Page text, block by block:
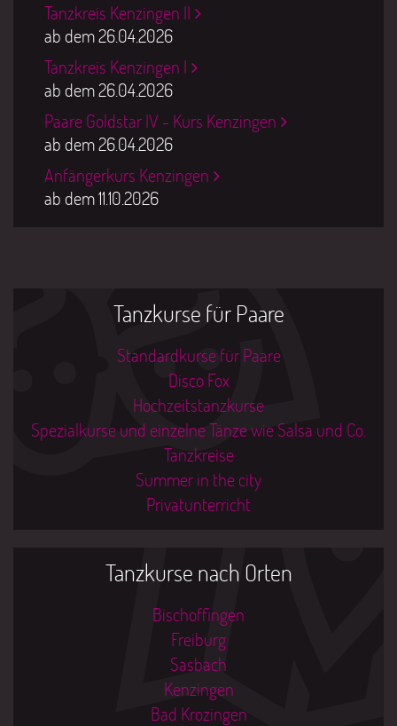
Tanzkreis Kenzingen II
ab dem 26.04.2026
Tanzkreis Kenzingen I
ab dem 26.04.2026
Paare Goldstar IV - Kurs Kenzingen
ab dem 26.04.2026
Anfängerkurs Kenzingen
ab dem 11.10.2026
Tanzkurse für Paare
Standardkurse für Paare
Disco Fox
Hochzeitstanzkurse
Spezialkurse und einzelne Tänze wie Salsa und Co.
Tanzkreise
Summer in the city
Privatunterricht
Tanzkurse nach Orten
Bischoffingen
Freiburg
Sasbach
Kenzingen
Bad Krozingen